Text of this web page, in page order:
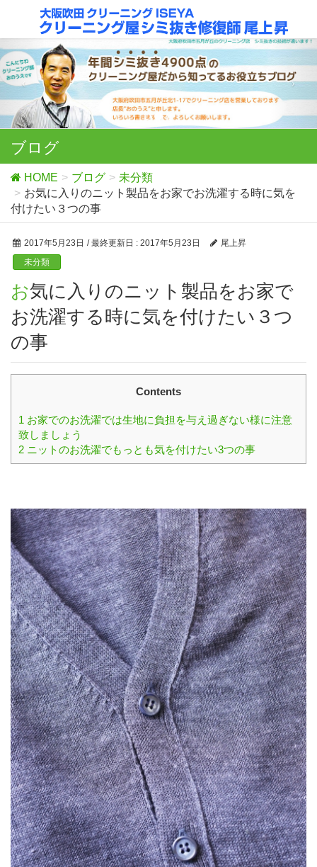
ブログ
HOME ブログ
未分類
お気に入りのニット製品をお家でお洗濯する時に気を
付けたい３つの事
2017年5月23日 / 最終更新日 : 2017年5月23日
尾上昇
未分類
お気に入りのニット製品をお家で
お洗濯する時に気を付けたい３つ
の事
Contents
1 お家でのお洗濯では生地に負担を与え過ぎない様に注意
致しましょう
2 ニットのお洗濯でもっとも気を付けたい3つの事